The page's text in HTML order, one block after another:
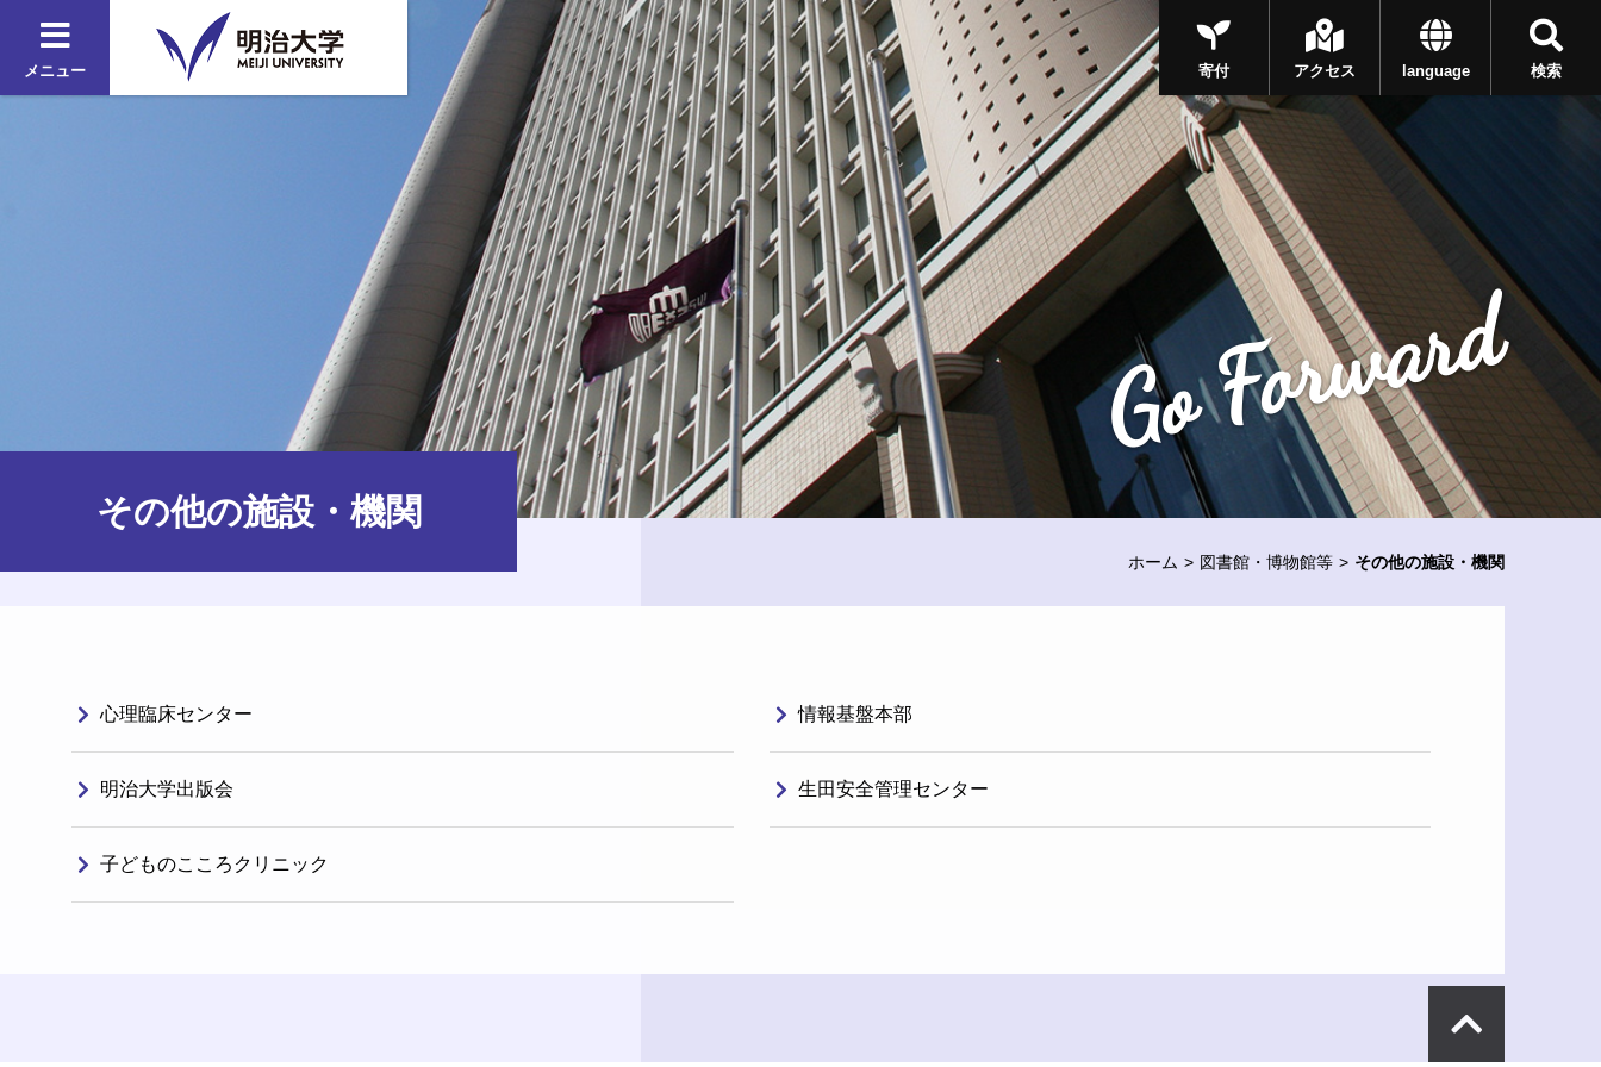
メニュー 検索
language
アクセス
寄付
Go Forward
その他の施設・機関
ホーム 図書館・博物館等 その他の施設・機関
心理臨床センター 情報基盤本部
明治大学出版会 生田安全管理センター
子どものこころクリニック